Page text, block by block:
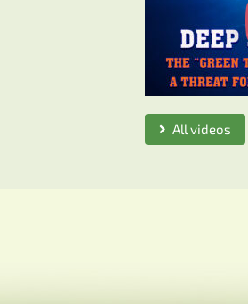
All videos